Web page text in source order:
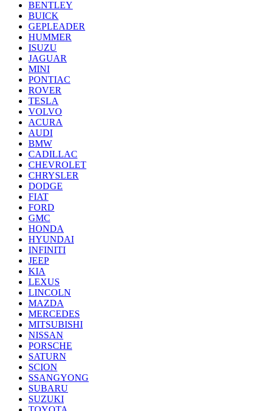
BENTLEY
BUICK
GEPLEADER
HUMMER
ISUZU
JAGUAR
MINI
PONTIAC
ROVER
TESLA
VOLVO
ACURA
AUDI
BMW
CADILLAC
CHEVROLET
CHRYSLER
DODGE
FIAT
FORD
GMC
HONDA
HYUNDAI
INFINITI
JEEP
KIA
LEXUS
LINCOLN
MAZDA
MERCEDES
MITSUBISHI
NISSAN
PORSCHE
SATURN
SCION
SSANGYONG
SUBARU
SUZUKI